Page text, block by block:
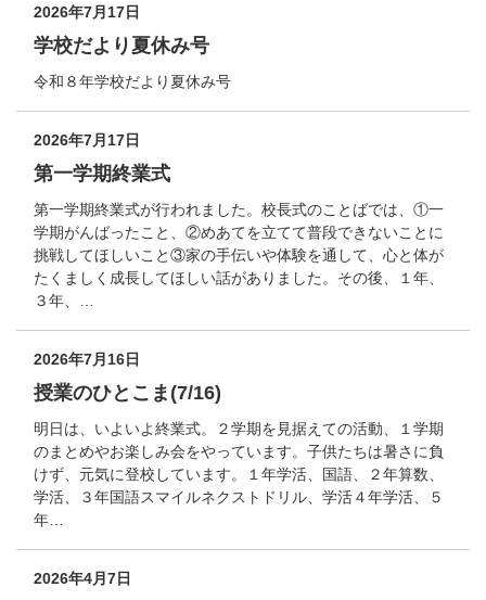
2026年7月17日
学校だより夏休み号
令和８年学校だより夏休み号
2026年7月17日
第一学期終業式
第一学期終業式が行われました。校長式のことばでは、①一
学期がんばったこと、②めあてを立てて普段できないことに
挑戦してほしいこと③家の手伝いや体験を通して、心と体が
たくましく成長してほしい話がありました。その後、１年、
３年、…
2026年7月16日
授業のひとこま(7/16)
明日は、いよいよ終業式。２学期を見据えての活動、１学期
のまとめやお楽しみ会をやっています。子供たちは暑さに負
けず、元気に登校しています。１年学活、国語、２年算数、
学活、３年国語スマイルネクストドリル、学活４年学活、５
年…
2026年4月7日